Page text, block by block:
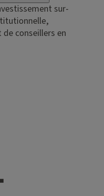
sur-
conseillers en